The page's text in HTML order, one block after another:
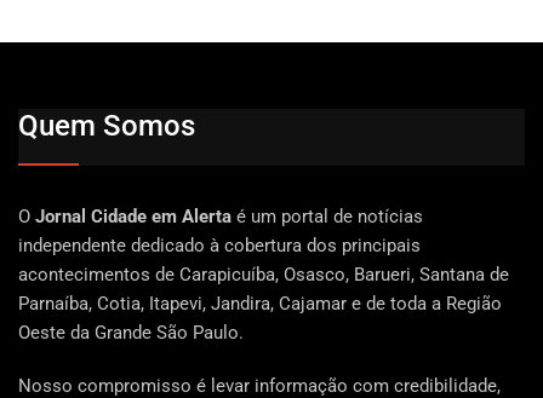
Quem Somos
O Jornal Cidade em Alerta é um portal de notícias
independente dedicado à cobertura dos principais
acontecimentos de Carapicuíba, Osasco, Barueri, Santana de
Parnaíba, Cotia, Itapevi, Jandira, Cajamar e de toda a Região
Oeste da Grande São Paulo.
Nosso compromisso é levar informação com credibilidade,